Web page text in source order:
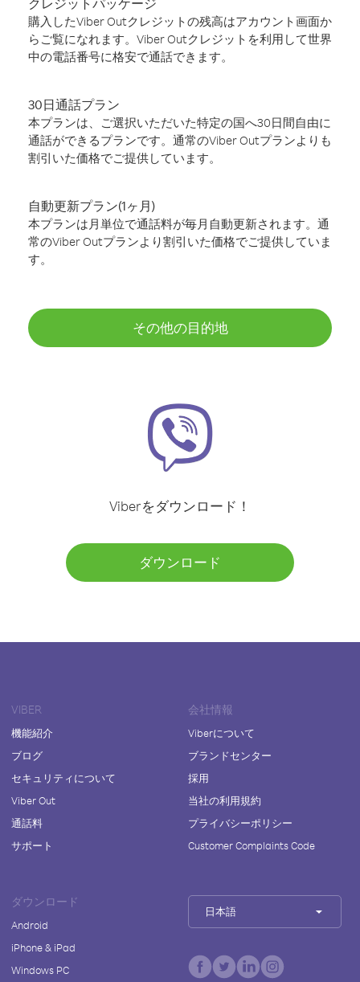
クレジットパッケージ
購入したViber Outクレジットの残高はアカウント画面か
らご覧になれます。Viber Outクレジットを利用して世界
中の電話番号に格安で通話できます。
30日通話プラン
本プランは、ご選択いただいた特定の国へ30日間自由に
通話ができるプランです。通常のViber Outプランよりも
割引いた価格でご提供しています。
自動更新プラン(1ヶ月)
本プランは月単位で通話料が毎月自動更新されます。通
常のViber Outプランより割引いた価格でご提供していま
す。
その他の目的地
Viberをダウンロード！
ダウンロード
VIBER
機能紹介
ブログ
セキュリティについて
Viber Out
通話料
サポート
会社情報
Viberについて
ブランドセンター
採用
当社の利用規約
プライバシーポリシー
Customer Complaints Code
ダウンロード
Android
iPhone & iPad
Windows PC
日本語